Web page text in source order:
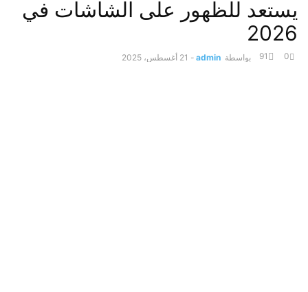
يستعد للظهور على الشاشات في
2026
بواسطة admin
- 21 أغسطس، 2025 0
91